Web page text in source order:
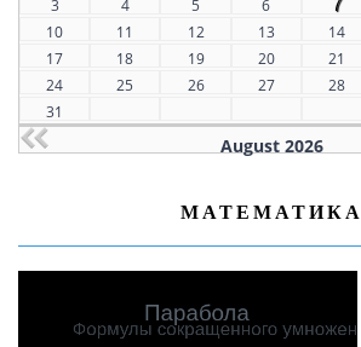
3
4 5 6 7
10
11 12 13 14
17
18 19 20 21
24
25 26 27 28
31
August 2026
МАТЕМАТИКА